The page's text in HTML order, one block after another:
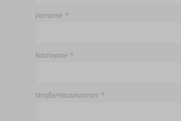
Vorname *
Nachname *
Straße/Hausnummer *